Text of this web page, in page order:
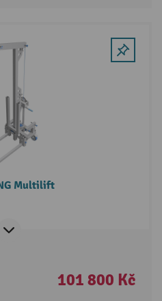
Multilift
101 800 Kč